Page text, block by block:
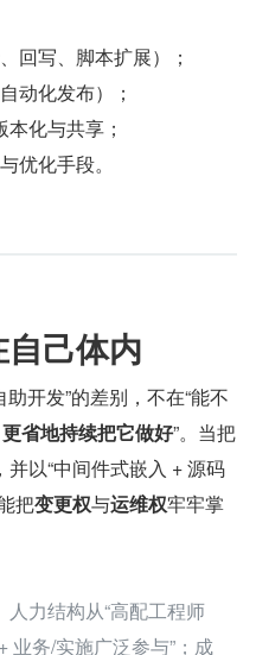
回写、脚本扩展）；
动化发布）；
化与共享；
优化手段。
己体内
开发”的差别，不在“能不
省地持续把它做好”。当把
，并以“中间件式嵌入 + 源码
把变更权与运维权牢牢掌
人力结构从“高配工程师
业务/实施广泛参与”；成